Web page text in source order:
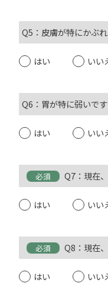
Q5：皮膚が特にかぶ
はい いい
Q6：胃が特に弱いで
はい いい
必須 Q7：現在
はい いい
必須 Q8：現在
はい
いい